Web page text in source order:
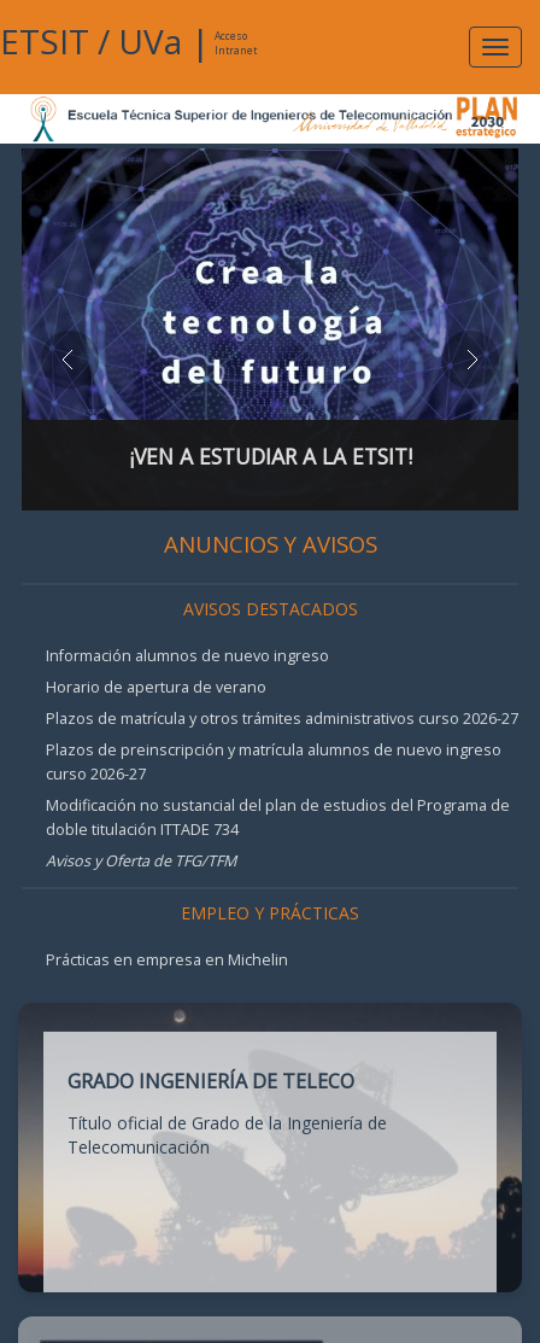
ETSIT / UVa |
Acceso
Intranet
¡VEN A ESTUDIAR A LA ETSIT!
ANUNCIOS Y AVISOS
AVISOS DESTACADOS
Información alumnos de nuevo ingreso
Horario de apertura de verano
Plazos de matrícula y otros trámites administrativos curso 2026-27
Plazos de preinscripción y matrícula alumnos de nuevo ingreso
curso 2026-27
Modificación no sustancial del plan de estudios del Programa de
doble titulación ITTADE 734
Avisos y Oferta de TFG/TFM
EMPLEO Y PRÁCTICAS
Prácticas en empresa en Michelin
GRADO INGENIERÍA DE TELECO
Título oficial de Grado de la Ingeniería de
Telecomunicación